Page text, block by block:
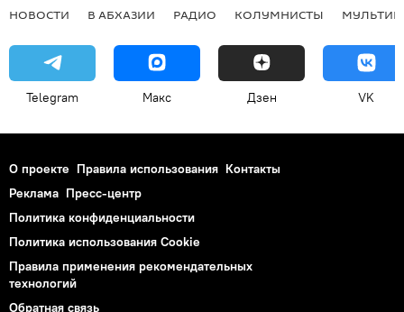
НОВОСТИ В АБХАЗИИ РАДИО КОЛУМНИСТЫ
Telegram Макс Дзен VK
О проекте Правила использования Контакты
Реклама Пресс-центр
Политика конфиденциальности
Политика использования Cookie
Правила применения рекомендательных
технологий
Обратная связь